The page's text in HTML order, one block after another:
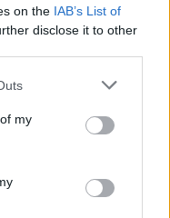
on the IAB’s List of
disclose it to other
one or more Google
You may click to
third-party tags to
in below Google
my